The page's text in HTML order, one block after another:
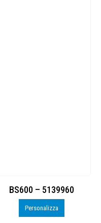
BS600 – 5139960
Personalizza